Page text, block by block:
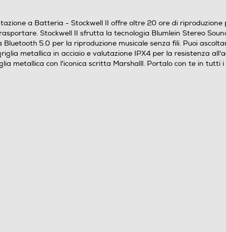
a Batteria - Stockwell II offre oltre 20 ore di
Stockwell II sfrutta la tecnologia Blumlein Stereo
5.0 per la riproduzione musicale senza fili. Puoi
metallica in acciaio e valutazione IPX4 per la resistenza
metallica con l'iconica scritta Marshalll. Portalo con te in tutti